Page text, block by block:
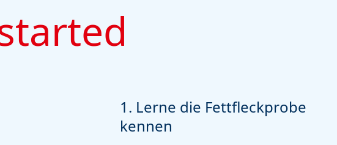
1. Lerne die Fettfleckprobe
kennen